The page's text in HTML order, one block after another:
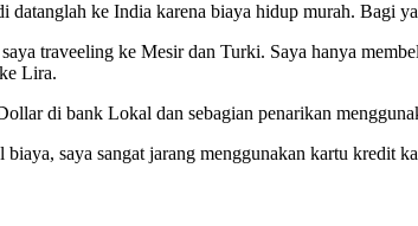
datanglah ke India karena biaya hidup murah. Bagi
traveeling ke Mesir dan Turki. Saya hanya
Lira.
di bank Lokal dan sebagian penarikan
saya sangat jarang menggunakan kartu kredit